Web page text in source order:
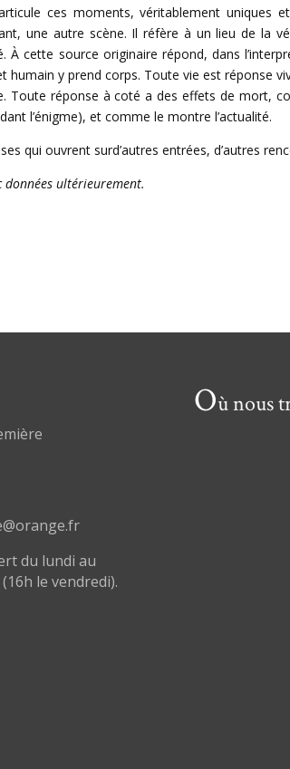
ces moments, véritablement uniques
une autre scène. Il réfère à un lieu de la
À cette source originaire répond, dans
humain y prend corps. Toute vie est réponse
Toute réponse à coté a des effets de mort,
l’énigme), et comme le montre l’actualité.
qui ouvrent surd’autres entrées, d’autres
données ultérieurement.
du lundi au
le vendredi).
Où nous